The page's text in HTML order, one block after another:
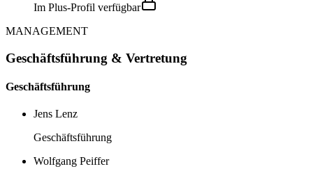
Im Plus-Profil verfügbar
MANAGEMENT
Geschäftsführung & Vertretung
Geschäftsführung
Jens Lenz
Geschäftsführung
Wolfgang Peiffer